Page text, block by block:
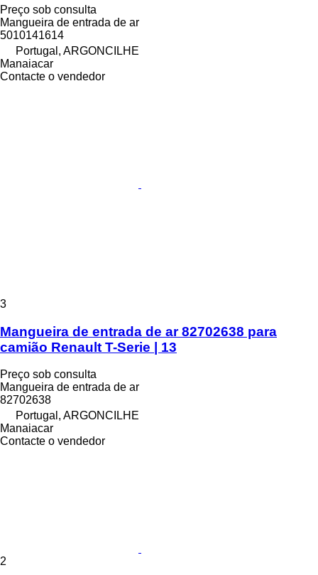
Preço sob consulta
Mangueira de entrada de ar
5010141614
Portugal, ARGONCILHE
Manaiacar
Contacte o vendedor
3
Mangueira de entrada de ar 82702638 para
camião Renault T-Serie | 13
Preço sob consulta
Mangueira de entrada de ar
82702638
Portugal, ARGONCILHE
Manaiacar
Contacte o vendedor
2